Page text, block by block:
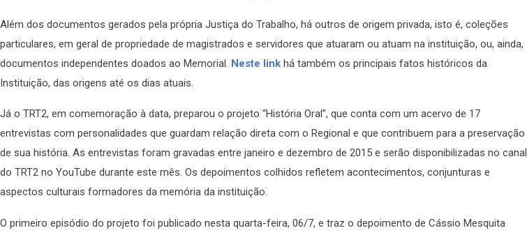
Além dos documentos gerados pela própria Justiça do Trabalho, há outros de origem privada, isto é, coleções
particulares, em geral de propriedade de magistrados e servidores que atuaram ou atuam na instituição, ou, ainda,
documentos independentes doados ao Memorial. Neste link há também os principais fatos históricos da
Instituição, das origens até os dias atuais.
Já o TRT2, em comemoração à data, preparou o projeto “História Oral”, que conta com um acervo de 17
entrevistas com personalidades que guardam relação direta com o Regional e que contribuem para a preservação
de sua história. As entrevistas foram gravadas entre janeiro e dezembro de 2015 e serão disponibilizadas no canal
do TRT2 no YouTube durante este mês. Os depoimentos colhidos refletem acontecimentos, conjunturas e
aspectos culturais formadores da memória da instituição.
O primeiro episódio do projeto foi publicado nesta quarta-feira, 06/7, e traz o depoimento de Cássio Mesquita